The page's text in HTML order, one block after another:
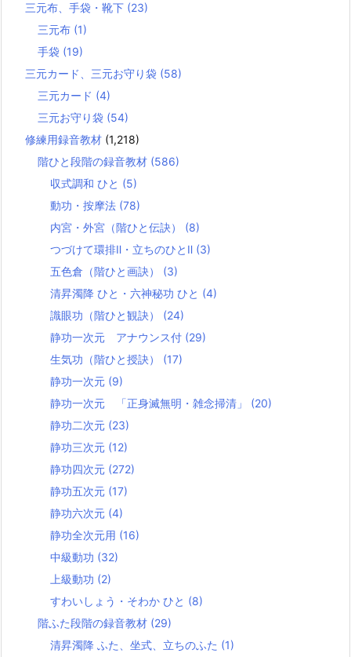
三元布、手袋・靴下 (23)
三元布 (1)
手袋 (19)
三元カード、三元お守り袋 (58)
三元カード (4)
三元お守り袋 (54)
修練用録音教材 (1,218)
階ひと段階の録音教材 (586)
収式調和 ひと (5)
動功・按摩法 (78)
内宮・外宮（階ひと伝訣） (8)
つづけて環排Ⅱ・立ちのひとⅡ (3)
五色倉（階ひと画訣） (3)
清昇濁降 ひと・六神秘功 ひと (4)
識眼功（階ひと観訣） (24)
静功一次元 アナウンス付 (29)
生気功（階ひと授訣） (17)
静功一次元 (9)
静功一次元 「正身滅無明・雑念掃清」 (20)
静功二次元 (23)
静功三次元 (12)
静功四次元 (272)
静功五次元 (17)
静功六次元 (4)
静功全次元用 (16)
中級動功 (32)
上級動功 (2)
すわいしょう・そわか ひと (8)
階ふた段階の録音教材 (29)
清昇濁降 ふた、坐式、立ちのふた (1)